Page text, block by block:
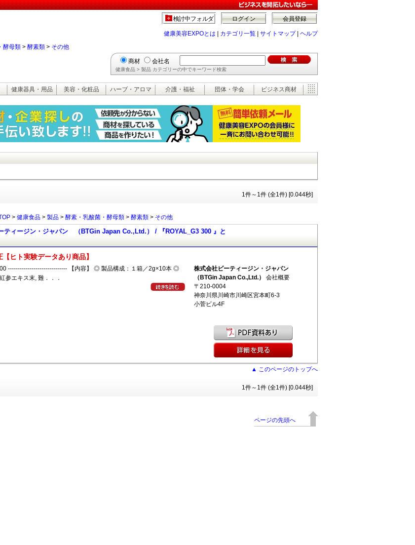
会員登録
ログイン
検討中フォルダ
健康美容EXPOとは カテゴリ一覧 サイトマップ| ヘルプ
酵母類 > 酵素類 > その他
商材 会社名
健康食品 > 製品 カテゴリーの中でキーワード検索
健康器具・用品 美容・化粧品 ハーブ・アロマ 介護・福祉 団体・学会 ビジネス商材
1件～1件 (全1件) [0.044秒]
> 健康食品 > 製品 > 酵素・乳酸菌・酵母類 > 酵素類 > その他
ティージン・ジャパン （BTGin Japan Co.,Ltd.） / 『ROYAL_G3 300 』と
【ヒト実験データあり商品】
------------------------------ 【内容】 ◎ 製品構成：１箱／2g×10本 ◎
参エキス末, 難．．．
株式会社ビーティージン・ジャパン
（BTGin Japan Co.,Ltd.）
会社概要
〒210-0004
神奈川県川崎市川崎区宮本町6-3
小菅ビル4F
▲ このページのトップへ
1件～1件 (全1件) [0.044秒]
ページの先頭へ